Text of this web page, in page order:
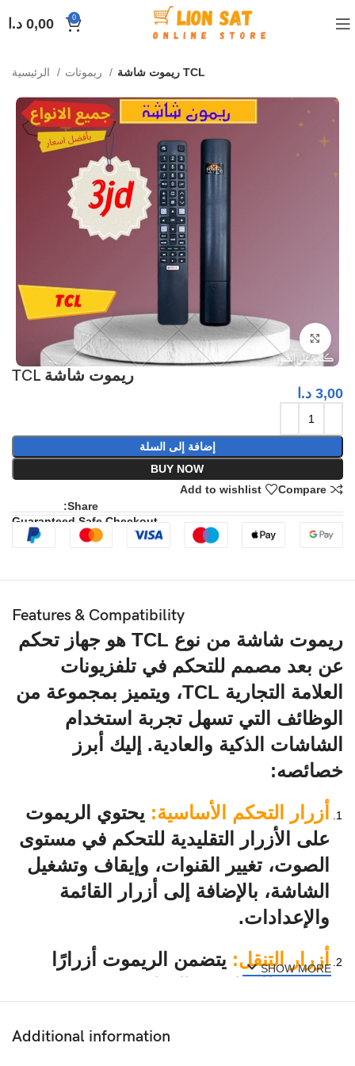
0
0,00 د.ا
ريموت شاشة TCL
Click to enlarge
ريموت شاشة TCL
3,00 د.ا
إضافة إلى السلة
BUY NOW
Compare
Add to wishlist
Share:
Guaranteed Safe Checkout
Features & Compatibility
ريموت شاشة من نوع TCL هو جهاز تحكم
عن بعد مصمم للتحكم في تلفزيونات
العلامة التجارية TCL، ويتميز بمجموعة من
الوظائف التي تسهل تجربة استخدام
الشاشات الذكية والعادية. إليك أبرز
خصائصه:
أزرار التحكم الأساسية: يحتوي الريموت
على الأزرار التقليدية للتحكم في مستوى
الصوت، تغيير القنوات، وإيقاف وتشغيل
الشاشة، بالإضافة إلى أزرار القائمة
والإعدادات.
أزرار التنقل: يتضمن الريموت أزرارًا
الشاشة والقوائم أكثر سهولة.
SHOW MORE
Additional information